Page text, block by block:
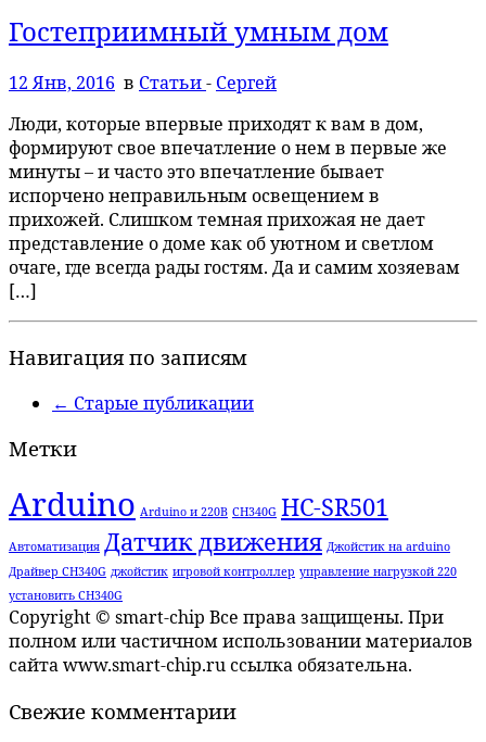
Гостеприимный умным дом
12 Янв, 2016 в Статьи- Сергей
Люди, которые впервые приходят к вам в дом,
формируют свое впечатление о нем в первые же
минуты – и часто это впечатление бывает
испорчено неправильным освещением в
прихожей. Слишком темная прихожая не дает
представление о доме как об уютном и светлом
очаге, где всегда рады гостям. Да и самим хозяевам
[…]
Навигация по записям
← Старые публикации
Метки
Arduino Arduino и 220В CH340G HC-SR501
Автоматизация Датчик движения Джойстик на arduino
Драйвер CH340G джойстик игровой контроллер управление нагрузкой 220
установить CH340G
Copyright © smart-chip Все права защищены. При
полном или частичном использовании материалов
сайта www.smart-chip.ru ссылка обязательна.
Свежие комментарии